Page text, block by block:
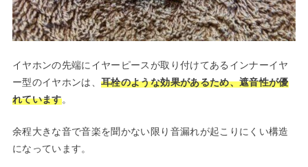
イヤホンの先端にイヤーピースが取り付けてあるインナーイヤ
ー型のイヤホンは、耳栓のような効果があるため、遮音性が優
れています。
余程大きな音で音楽を聞かない限り音漏れが起こりにくい構造
になっています。